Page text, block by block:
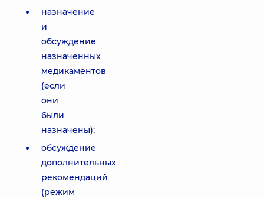
назначение
и
обсуждение
назначенных
медикаментов
(если
они
были
назначены);
обсуждение
дополнительных
рекомендаций
(режим